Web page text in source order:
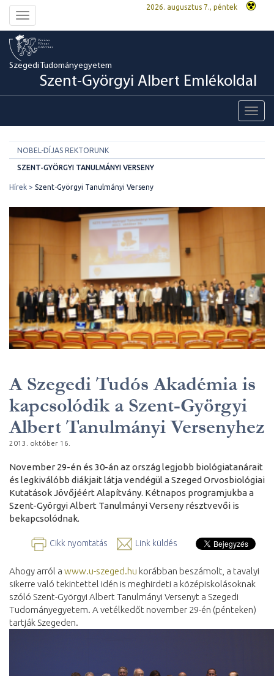
Toggle
navigation
2026. augusztus 7., péntek
Szegedi Tudományegyetem
Szent-Györgyi Albert Emlékoldal
NOBEL-DÍJAS REKTORUNK
SZENT-GYÖRGYI TANULMÁNYI VERSENY
Hírek Szent-Györgyi Tanulmányi Verseny
A Szegedi Tudós Akadémia is
kapcsolódik a Szent-Györgyi
Albert Tanulmányi Versenyhez
2013. október 16.
November 29-én és 30-án az ország legjobb biológiatanárait
és legkiválóbb diákjait látja vendégül a Szeged Orvosbiológiai
Kutatások Jövőjéért Alapítvány. Kétnapos programjukba a
Szent-Györgyi Albert Tanulmányi Verseny résztvevői is
bekapcsolódnak.
Cikk nyomtatás Link küldés
Ahogy arról a www.u-szeged.hu korábban beszámolt, a tavalyi
sikerre való tekintettel idén is meghirdeti a középiskolásoknak
szóló Szent-Györgyi Albert Tanulmányi Versenyt a Szegedi
Tudományegyetem. A vetélkedőt november 29-én (pénteken)
tartják Szegeden.